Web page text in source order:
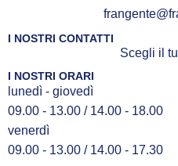
I NOSTRI CONTATTI
Scegli il
I NOSTRI ORARI
lunedì - giovedì
09.00 - 13.00 / 14.00 - 18.00
venerdì
09.00 - 13.00 / 14.00 - 17.30